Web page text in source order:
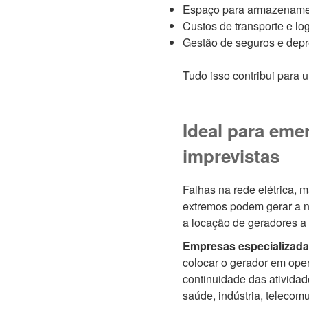
Espaço para
Custos de transporte e
Gestão de seguros e
Tudo isso contribui para
Ideal para
imprevistas
Falhas na rede elétrica,
extremos podem gerar a
a locação de geradores
Empresas
colocar o gerador em
continuidade das
saúde, indústria,